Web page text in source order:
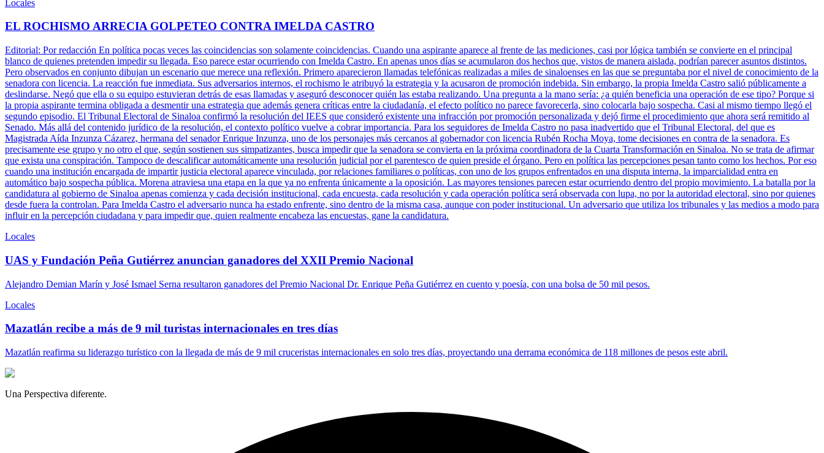
Locales
EL ROCHISMO ARRECIA GOLPETEO CONTRA IMELDA CASTRO
Editorial: Por redacción En política pocas veces las coincidencias son solamente coincidencias. Cuando una aspirante aparece al frente de las mediciones, casi por lógica también se convierte en el principal
blanco de quienes pretenden impedir su llegada. Eso parece estar ocurriendo con Imelda Castro. En apenas unos días se acumularon dos hechos que, vistos de manera aislada, podrían parecer asuntos distintos.
Pero observados en conjunto dibujan un escenario que merece una reflexión. Primero aparecieron llamadas telefónicas realizadas a miles de sinaloenses en las que se preguntaba por el nivel de conocimiento de la
senadora con licencia. La reacción fue inmediata. Sus adversarios internos, el rochismo le atribuyó la estrategia y la acusaron de promoción indebida. Sin embargo, la propia Imelda Castro salió públicamente a
deslindarse. Negó que ella o su equipo estuvieran detrás de esas llamadas y aseguró desconocer quién las estaba realizando. Una pregunta a la mano sería: ¿a quién beneficia una operación de ese tipo? Porque si
la propia aspirante termina obligada a desmentir una estrategia que además genera críticas entre la ciudadanía, el efecto político no parece favorecerla, sino colocarla bajo sospecha. Casi al mismo tiempo llegó el
segundo episodio. El Tribunal Electoral de Sinaloa confirmó la resolución del IEES que consideró existente una infracción por promoción personalizada y dejó firme el procedimiento que ahora será remitido al
Senado. Más allá del contenido jurídico de la resolución, el contexto político vuelve a cobrar importancia. Para los seguidores de Imelda Castro no pasa inadvertido que el Tribunal Electoral, del que es
Magistrada Aída Inzunza Cázarez, hermana del senador Enrique Inzunza, uno de los personajes más cercanos al gobernador con licencia Rubén Rocha Moya, tome decisiones en contra de la senadora. Es
precisamente ese grupo y no otro el que, según sostienen sus simpatizantes, busca impedir que la senadora se convierta en la próxima coordinadora de la Cuarta Transformación en Sinaloa. No se trata de afirmar
que exista una conspiración. Tampoco de descalificar automáticamente una resolución judicial por el parentesco de quien preside el órgano. Pero en política las percepciones pesan tanto como los hechos. Por eso
cuando una institución encargada de impartir justicia electoral aparece vinculada, por relaciones familiares o políticas, con uno de los grupos enfrentados en una disputa interna, la imparcialidad entra en
automático bajo sospecha pública. Morena atraviesa una etapa en la que ya no enfrenta únicamente a la oposición. Las mayores tensiones parecen estar ocurriendo dentro del propio movimiento. La batalla por la
candidatura al gobierno de Sinaloa apenas comienza y cada decisión institucional, cada encuesta, cada resolución y cada operación política será observada con lupa, no por la autoridad electoral, sino por quienes
desde fuera la controlan. Para Imelda Castro el adversario nunca ha estado enfrente, sino dentro de la misma casa, aunque con poder institucional. Un adversario que utiliza los tribunales y las medios a modo para
influir en la percepción ciudadana y para impedir que, quien realmente encabeza las encuestas, gane la candidatura.
Locales
UAS y Fundación Peña Gutiérrez anuncian ganadores del XXII Premio Nacional
Alejandro Demian Marín y José Ismael Serna resultaron ganadores del Premio Nacional Dr. Enrique Peña Gutiérrez en cuento y poesía, con una bolsa de 50 mil pesos.
Locales
Mazatlán recibe a más de 9 mil turistas internacionales en tres días
Mazatlán reafirma su liderazgo turístico con la llegada de más de 9 mil cruceristas internacionales en solo tres días, proyectando una derrama económica de 118 millones de pesos este abril.
Una Perspectiva diferente.